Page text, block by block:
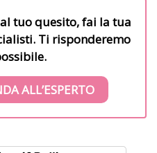
tuo quesito, fai la tua
Ti risponderemo
ALL’ESPERTO